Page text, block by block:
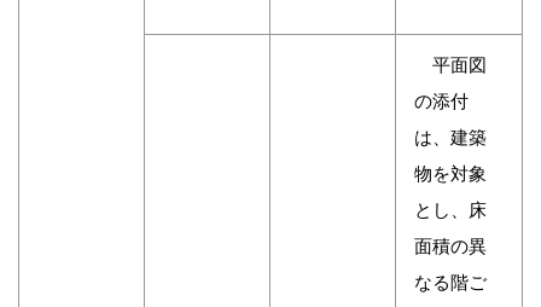
平面図
の添付
は、建築
物を対象
とし、床
面積の異
なる階ご